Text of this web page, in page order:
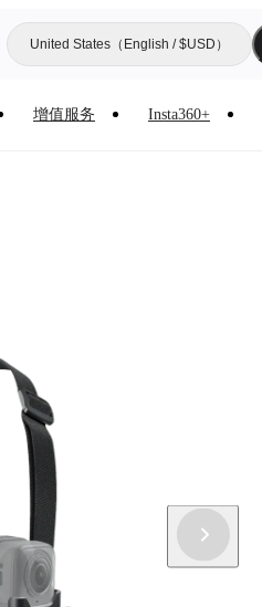
United States（English / $USD）
增值服务 Insta360+